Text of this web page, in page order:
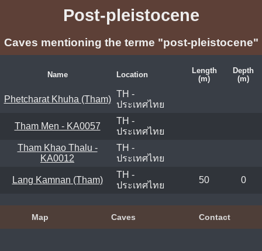
Post-pleistocene
Caves mentioning the terme "post-pleistocene"
Name Location
Length
(m)
Depth
(m)
Phetcharat Khuha (Tham)
TH -
ประเทศไทย
Tham Men - KA0057
TH -
ประเทศไทย
Tham Khao Thalu -
KA0012
TH -
ประเทศไทย
Lang Kamnan (Tham)
TH -
ประเทศไทย
50 0
Map Caves Contact